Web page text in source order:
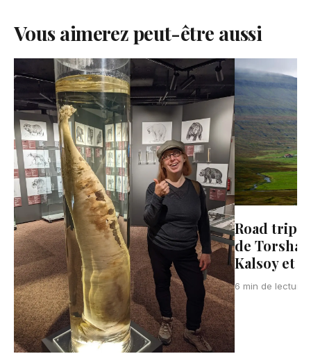
Vous aimerez peut-être aussi
Road trip
de
Kalsoy et
6 min de lecture